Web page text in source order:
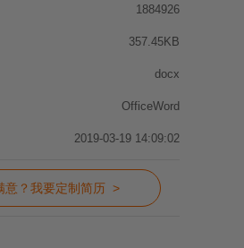
1884926
357.45KB
docx
OfficeWord
2019-03-19 14:09:02
意？我要定制简历 >